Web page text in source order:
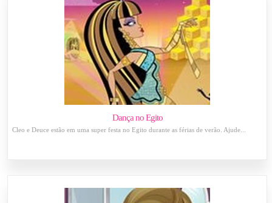
Dança no Egito
Cleo e Deuce estão em uma super festa no Egito durante as férias de verão. Ajude...